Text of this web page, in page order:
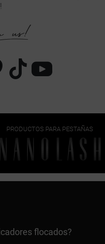
PRODUCTOS PARA PESTAÑAS
flocados?